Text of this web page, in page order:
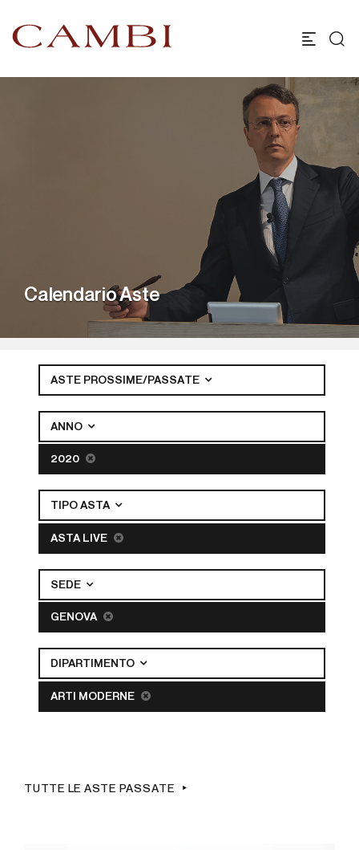
Calendario Aste
ASTE PROSSIME/PASSATE
ANNO
2020
TIPO ASTA
ASTA LIVE
SEDE
GENOVA
DIPARTIMENTO
ARTI MODERNE
TUTTE LE ASTE PASSATE